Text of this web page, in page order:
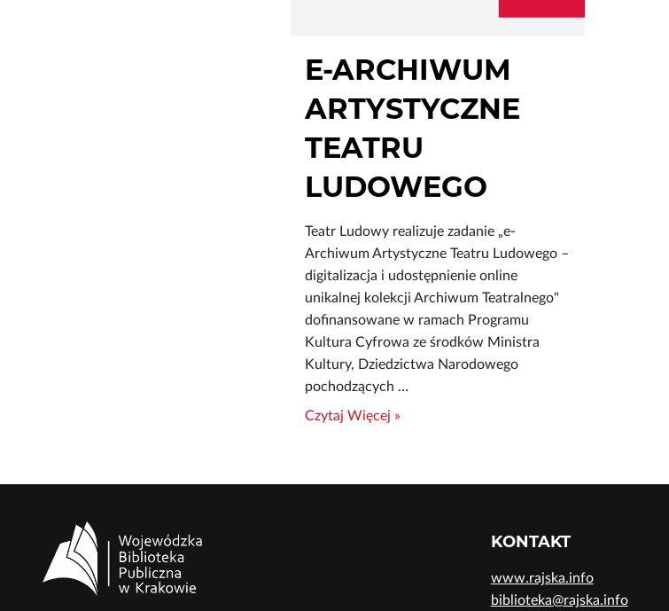
E-ARCHIWUM
ARTYSTYCZNE
TEATRU
LUDOWEGO
Teatr Ludowy realizuje zadanie „e-
Archiwum Artystyczne Teatru Ludowego –
digitalizacja i udostępnienie online
unikalnej kolekcji Archiwum Teatralnego"
dofinansowane w ramach Programu
Kultura Cyfrowa ze środków Ministra
Kultury, Dziedzictwa Narodowego
pochodzących …
Czytaj Więcej »
KONTAKT
www.rajska.info
biblioteka@rajska.info